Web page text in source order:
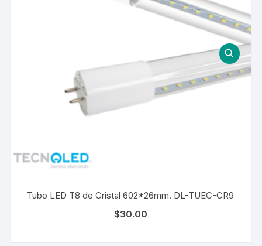
Tubo LED T8 de Cristal 602*26mm. DL-TUEC-CR9
$30.00